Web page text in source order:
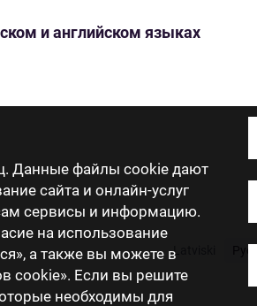
Данные файлы cookie дают
сайта и онлайн-услуг
сервисы и информацию.
на использование
а также вы можете в
cookie». Если вы решите
необходимы для
и английском языках
Latviski